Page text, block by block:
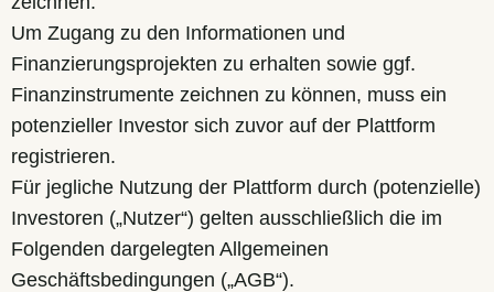
Um Zugang zu den Informationen und
Finanzierungsprojekten zu erhalten sowie ggf.
Finanzinstrumente zeichnen zu können, muss ein
potenzieller Investor sich zuvor auf der Plattform
registrieren.
Für jegliche Nutzung der Plattform durch (potenzielle)
Investoren („Nutzer“) gelten ausschließlich die im
Folgenden dargelegten Allgemeinen
Geschäftsbedingungen („AGB“).